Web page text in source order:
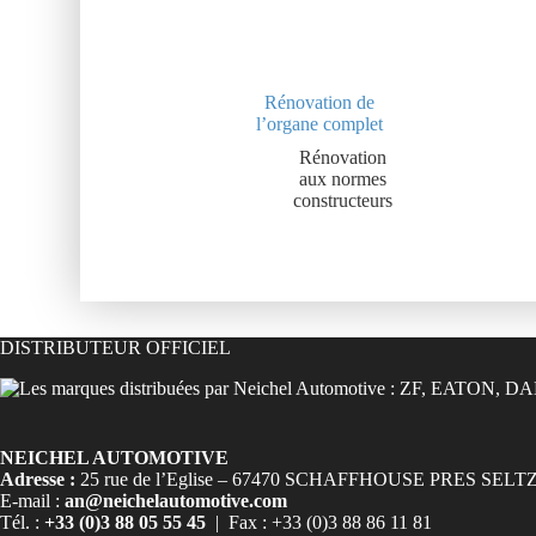
Rénovation de
l’organe complet
Rénovation
aux normes
constructeurs
DISTRIBUTEUR OFFICIEL
NEICHEL AUTOMOTIVE
Adresse : 25 rue de l’Eglise – 67470 SCHAFFHOUSE PRES
E-mail : an@neichelautomotive.com
Tél. : +33 (0)3 88 05 55 45 | Fax : +33 (0)3 88 86 11 81